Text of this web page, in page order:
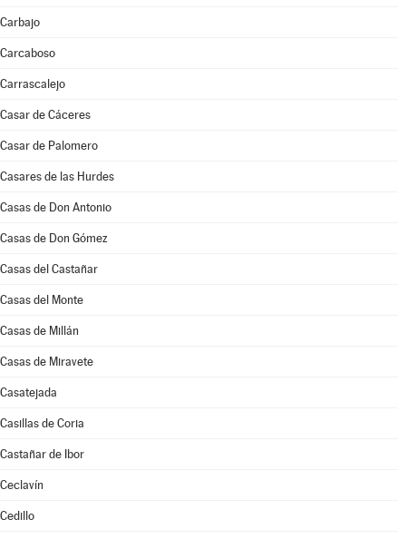
Carbajo
Carcaboso
Carrascalejo
Casar de Cáceres
Casar de Palomero
Casares de las Hurdes
Casas de Don Antonio
Casas de Don Gómez
Casas del Castañar
Casas del Monte
Casas de Millán
Casas de Miravete
Casatejada
Casillas de Coria
Castañar de Ibor
Ceclavín
Cedillo